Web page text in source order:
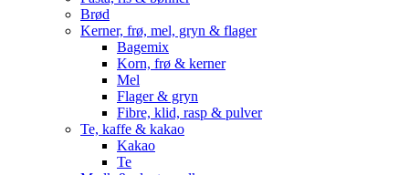
Brød
Kerner, frø, mel, gryn & flager
Bagemix
Korn, frø & kerner
Mel
Flager & gryn
Fibre, klid, rasp & pulver
Te, kaffe & kakao
Kakao
Te